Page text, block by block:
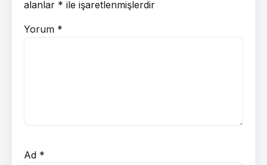
alanlar * ile işaretlenmişlerdir
Yorum *
Ad *